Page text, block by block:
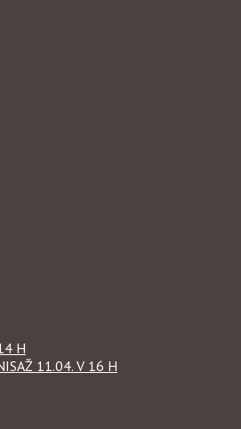
H
11.04. V 16 H